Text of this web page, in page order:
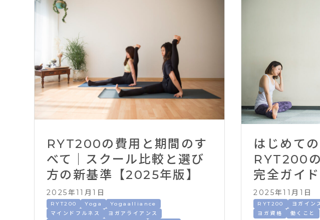
RYT200の費用と期間のす
べて｜スクール比較と選び
方の新基準【2025年版】
2025年11月1日
RYT200 Yoga
Yogaalliance
マインドフルネス
ヨガアライアンス
はじめて
RYT200
完全ガイド
2025年11月1日
RYT200
ヨガイン
ヨガ資格
働くこと